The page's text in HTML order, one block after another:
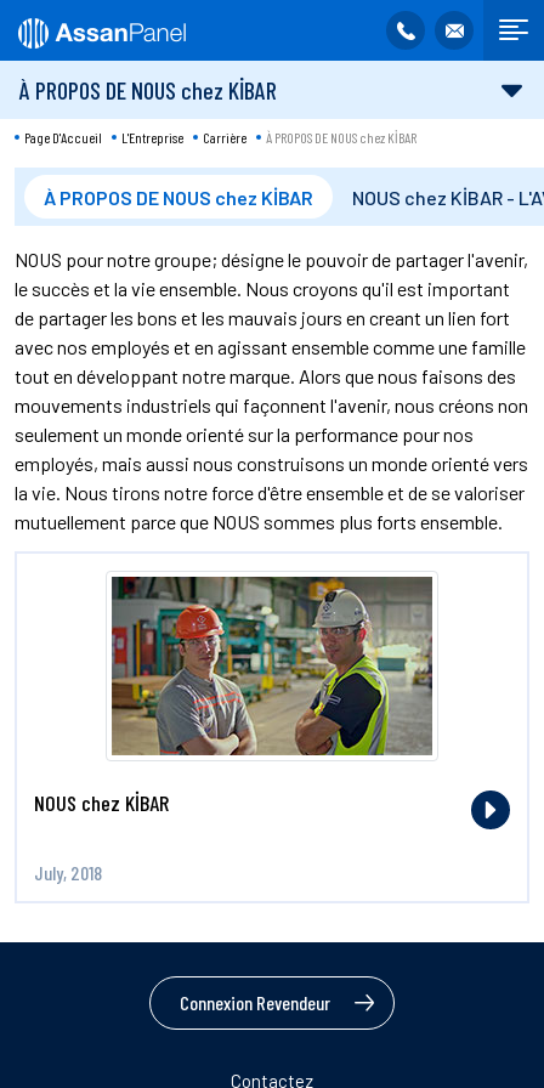
À PROPOS DE NOUS chez KİBAR
Page D'Accueil L'Entreprise Carrière À PROPOS DE NOUS chez KİBAR
À PROPOS DE NOUS chez KİBAR NOUS chez KİBAR -
NOUS pour notre groupe; désigne le pouvoir de partager l'avenir,
le succès et la vie ensemble. Nous croyons qu'il est important
de partager les bons et les mauvais jours en creant un lien fort
avec nos employés et en agissant ensemble comme une famille
tout en développant notre marque. Alors que nous faisons des
mouvements industriels qui façonnent l'avenir, nous créons non
seulement un monde orienté sur la performance pour nos
employés, mais aussi nous construisons un monde orienté vers
la vie. Nous tirons notre force d'être ensemble et de se valoriser
mutuellement parce que NOUS sommes plus forts ensemble.
NOUS chez KİBAR
July, 2018
Connexion Revendeur
Contactez